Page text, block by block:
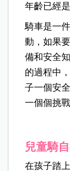
年齡已經
騎車是一
動，如果
備和安全
的過程中
子一個安
一個個挑戰
兒童騎
在孩子踏